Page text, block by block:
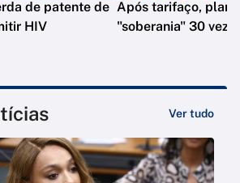
de patente de
HIV
Após tarifaço,
"soberania" 30
Ver tudo